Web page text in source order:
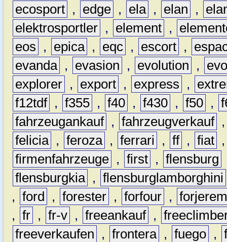
ecosport , edge , ela , elan ,
elektrosportler , element ,
eos
, epica , eqc , escort ,
evanda , evasion , evolution ,
explorer , export , express ,
f12tdf , f355 , f40 , f430 , f50 ,
fahrzeugankauf , fahrzeugverkauf
felicia , feroza , ferrari , ff , fiat
firmenfahrzeuge , first , flensburg
flensburgkia , flensburglamborghini
, ford , forester , forfour ,
, fr , fr-v , freeankauf ,
freeverkaufen
, frontera , fuego ,